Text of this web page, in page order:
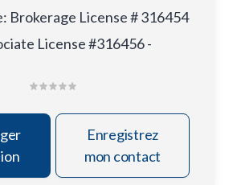
: Brokerage License # 316454
License #316456 -
Enregistrez
mon contact